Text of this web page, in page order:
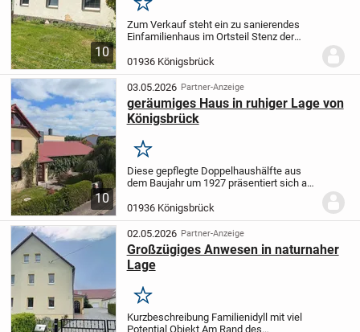
10
Merken
Zum Verkauf steht ein zu sanierendes
Einfamilienhaus im Ortsteil Stenz der
Gebäude wurde schätzungsweise um
1936 in massiver Bauweise errichtet.
Aufgrund...
01936 Königsbrück
10
03.05.2026 Partner-Anzeige
geräumiges Haus in ruhiger Lage von
Königsbrück
Merken
Diese gepflegte Doppelhaushälfte aus
dem Baujahr um 1927 präsentiert sich auf
590 m². Im Jahr 1989 wurde das Haus
durch einen Anbau erweitert, sodass
heute eine...
01936 Königsbrück
02.05.2026 Partner-Anzeige
Großzügiges Anwesen in naturnaher
Lage
Merken
Kurzbeschreibung Familienidyll mit viel
Potential Objekt Am Rand des